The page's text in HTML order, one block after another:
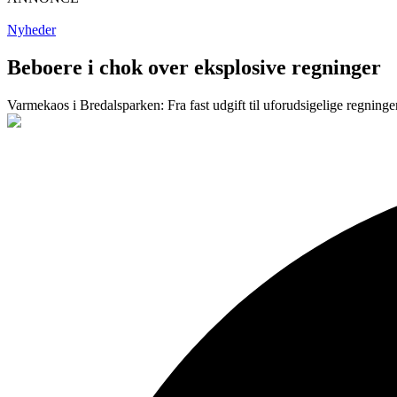
Nyheder
Beboere i chok over eksplosive regninger
Varmekaos i Bredalsparken: Fra fast udgift til uforudsigelige